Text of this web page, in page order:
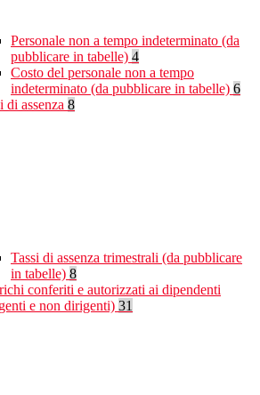
Personale non a tempo indeterminato (da
pubblicare in tabelle) 4
Costo del personale non a tempo
indeterminato (da pubblicare in tabelle) 6
di assenza 8
Tassi di assenza trimestrali (da pubblicare
in tabelle) 8
conferiti e autorizzati ai dipendenti
e non dirigenti) 31